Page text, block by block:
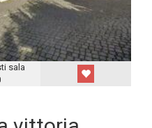
sala